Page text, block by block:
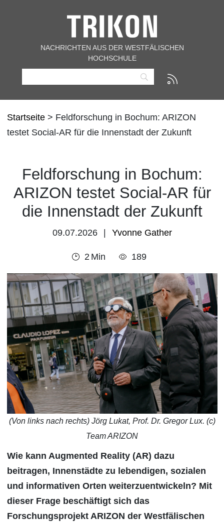
NACHRICHTEN AUS DER WESTFÄLISCHEN
HOCHSCHULE
Startseite > Feldforschung in Bochum: ARIZON
testet Social-AR für die Innenstadt der Zukunft
Feldforschung in Bochum:
ARIZON testet Social-AR für
die Innenstadt der Zukunft
09.07.2026 Yvonne Gather
2 Min 189
(Von links nach rechts) Jörg Lukat, Prof. Dr. Gregor Lux. (c)
Team ARIZON
Wie kann Augmented Reality (AR) dazu
beitragen, Innenstädte zu lebendigen, sozialen
und informativen Orten weiterzuentwickeln? Mit
dieser Frage beschäftigt sich das
Forschungsprojekt ARIZON der Westfälischen